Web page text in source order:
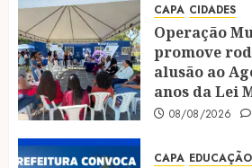
CAPA CIDADES
Operação
promove
alusão ao
anos da Lei
08/08/2026
CAPA EDUCAÇÃO